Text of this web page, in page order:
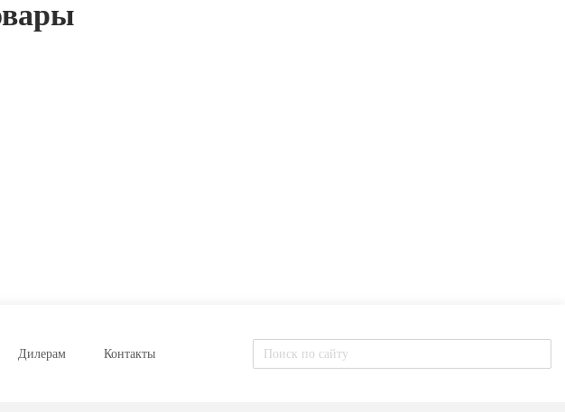
Дилерам Контакты